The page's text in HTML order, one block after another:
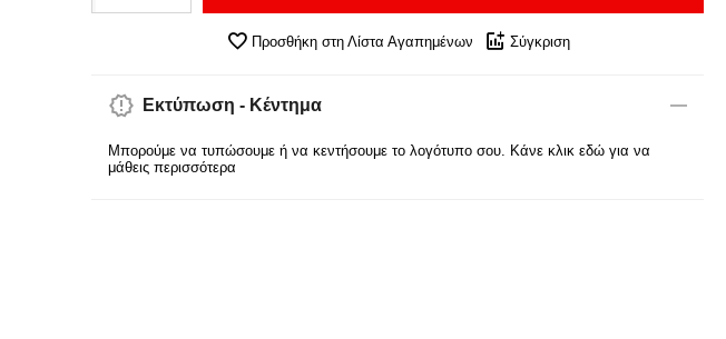
Προσθήκη στη Λίστα Αγαπημένων Σύγκριση
Εκτύπωση - Κέντημα
Μπορούμε να τυπώσουμε ή να κεντήσουμε το λογότυπο σου. Κάνε κλικ εδώ για να
μάθεις περισσότερα